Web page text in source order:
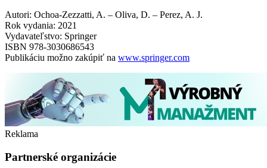
Autori: Ochoa-Zezzatti, A. – Oliva, D. – Perez, A. J.
Rok vydania: 2021
Vydavateľstvo: Springer
ISBN 978-3030686543
Publikáciu možno zakúpiť na www.springer.com
Reklama
Partnerské organizácie